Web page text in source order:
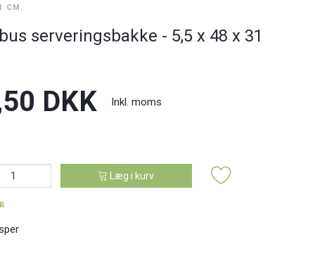
CM.
serveringsbakke - 5,5 x 48 x 31
DKK Inkl. moms
Læg i kurv